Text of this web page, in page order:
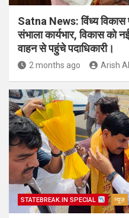
Satna News: विंध्य विकास
संभाला कार्यभार, विकास को
वाहन से पहुंचे पदाधिकारी।
2 months ago Arish
STATEBREAK.IN SPECIAL न्यूज़